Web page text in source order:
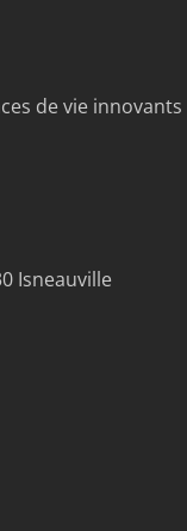
de vie
Isneauville